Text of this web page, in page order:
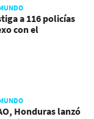
a 116 policías
con el
Honduras lanzó